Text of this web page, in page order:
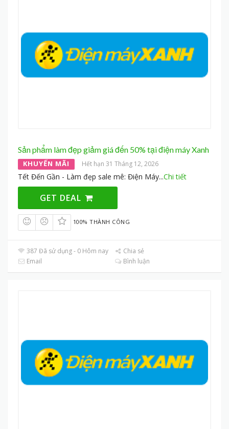
Sản phẩm làm đẹp giảm giá đến 50% tại điện máy Xanh
KHUYẾN MÃI Hết hạn 31 Tháng 12, 2026
Tết Đến Gần - Làm đẹp sale mê: Điện Máy...Chi tiết
GET DEAL
100% THÀNH CÔNG
387 Đã sử dụng - 0 Hôm nay
Chia sẻ
Email
Bình luận